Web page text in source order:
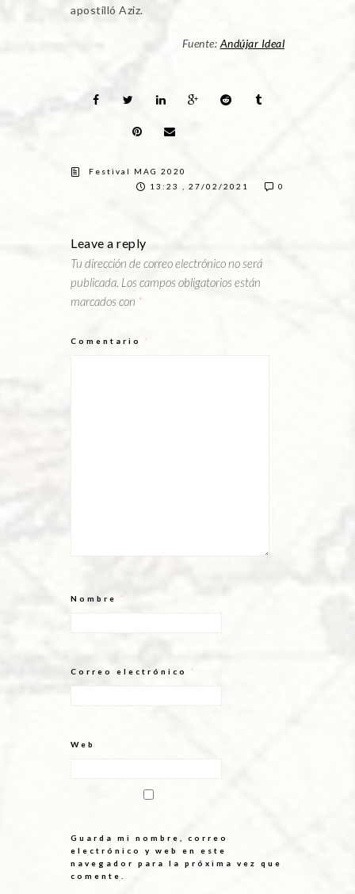
apostilló Aziz.
Fuente: Andújar Ideal
Festival MAG 2020
13:23 , 27/02/2021
0
Leave a reply
Tu dirección de correo electrónico no será
publicada. Los campos obligatorios están
marcados con *
Comentario *
Nombre *
Correo electrónico *
Web
Guarda mi nombre, correo
electrónico y web en este
navegador para la próxima vez que
comente.